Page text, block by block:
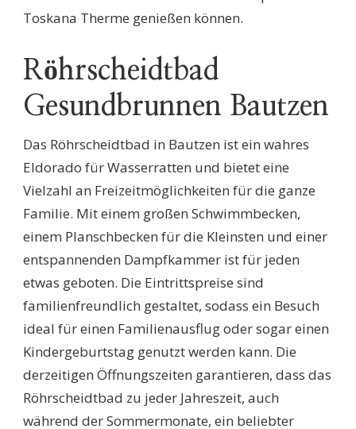
Toskana Therme genießen können.
Röhrscheidtbad
Gesundbrunnen Bautzen
Das Röhrscheidtbad in Bautzen ist ein wahres
Eldorado für Wasserratten und bietet eine
Vielzahl an Freizeitmöglichkeiten für die ganze
Familie. Mit einem großen Schwimmbecken,
einem Planschbecken für die Kleinsten und einer
entspannenden Dampfkammer ist für jeden
etwas geboten. Die Eintrittspreise sind
familienfreundlich gestaltet, sodass ein Besuch
ideal für einen Familienausflug oder sogar einen
Kindergeburtstag genutzt werden kann. Die
derzeitigen Öffnungszeiten garantieren, dass das
Röhrscheidtbad zu jeder Jahreszeit, auch
während der Sommermonate, ein beliebter